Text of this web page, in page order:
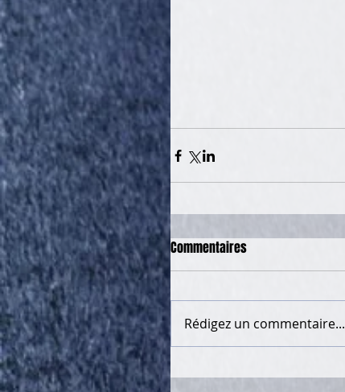
Commentaires
Rédigez un commentaire...